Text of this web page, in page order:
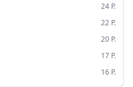
24 P.
22 P.
20 P.
17 P.
16 P.